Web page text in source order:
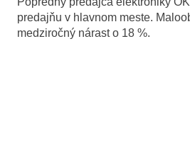
predajňu v hlavnom meste.
medziročný nárast o 18 %.